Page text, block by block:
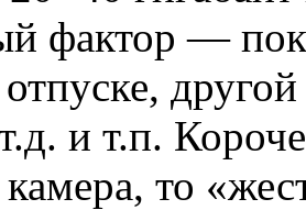
фактор —
и т.п.
то